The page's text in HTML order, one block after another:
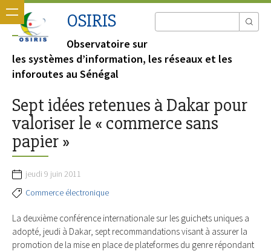
OSIRIS
Observatoire sur
les systèmes d’information, les réseaux et les
inforoutes au Sénégal
Sept idées retenues à Dakar pour
valoriser le « commerce sans
papier »
jeudi 9 juin 2011
Commerce électronique
La deuxième conférence internationale sur les guichets uniques a
adopté, jeudi à Dakar, sept recommandations visant à assurer la
promotion de la mise en place de plateformes du genre répondant